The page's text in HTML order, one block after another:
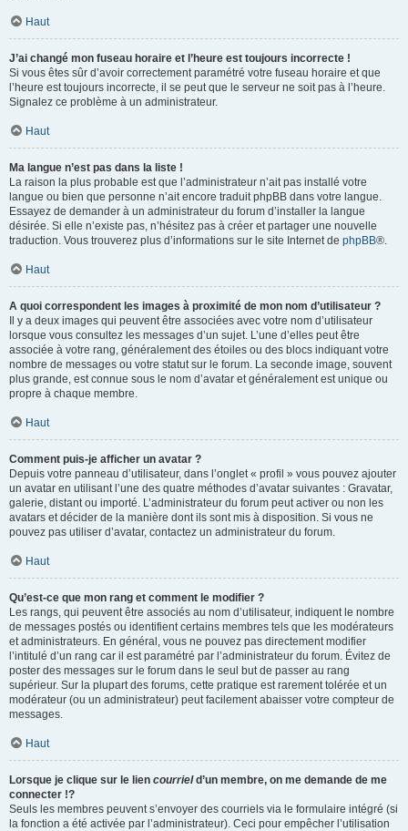
Haut
J’ai changé mon fuseau horaire et l’heure est toujours incorrecte !
Si vous êtes sûr d’avoir correctement paramétré votre fuseau horaire et que
l’heure est toujours incorrecte, il se peut que le serveur ne soit pas à l’heure.
Signalez ce problème à un administrateur.
Haut
Ma langue n’est pas dans la liste !
La raison la plus probable est que l’administrateur n’ait pas installé votre
langue ou bien que personne n’ait encore traduit phpBB dans votre langue.
Essayez de demander à un administrateur du forum d’installer la langue
désirée. Si elle n’existe pas, n’hésitez pas à créer et partager une nouvelle
traduction. Vous trouverez plus d’informations sur le site Internet de phpBB®.
Haut
A quoi correspondent les images à proximité de mon nom d’utilisateur ?
Il y a deux images qui peuvent être associées avec votre nom d’utilisateur
lorsque vous consultez les messages d’un sujet. L’une d’elles peut être
associée à votre rang, généralement des étoiles ou des blocs indiquant votre
nombre de messages ou votre statut sur le forum. La seconde image, souvent
plus grande, est connue sous le nom d’avatar et généralement est unique ou
propre à chaque membre.
Haut
Comment puis-je afficher un avatar ?
Depuis votre panneau d’utilisateur, dans l’onglet « profil » vous pouvez ajouter
un avatar en utilisant l’une des quatre méthodes d’avatar suivantes : Gravatar,
galerie, distant ou importé. L’administrateur du forum peut activer ou non les
avatars et décider de la manière dont ils sont mis à disposition. Si vous ne
pouvez pas utiliser d’avatar, contactez un administrateur du forum.
Haut
Qu’est-ce que mon rang et comment le modifier ?
Les rangs, qui peuvent être associés au nom d’utilisateur, indiquent le nombre
de messages postés ou identifient certains membres tels que les modérateurs
et administrateurs. En général, vous ne pouvez pas directement modifier
l’intitulé d’un rang car il est paramétré par l’administrateur du forum. Évitez de
poster des messages sur le forum dans le seul but de passer au rang
supérieur. Sur la plupart des forums, cette pratique est rarement tolérée et un
modérateur (ou un administrateur) peut facilement abaisser votre compteur de
messages.
Haut
Lorsque je clique sur le lien courrield’un membre, on me demande de me
connecter !?
Seuls les membres peuvent s’envoyer des courriels via le formulaire intégré (si
la fonction a été activée par l’administrateur). Ceci pour empêcher l’utilisation